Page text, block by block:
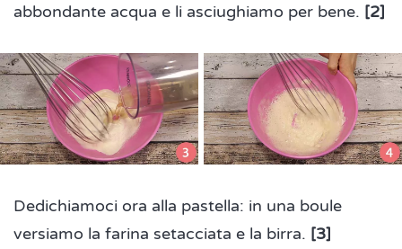
abbondante acqua e li asciughiamo per bene. [2]
Dedichiamoci ora alla pastella: in una boule
versiamo la farina setacciata e la birra. [3]